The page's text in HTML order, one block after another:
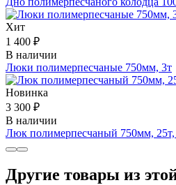
Хит
1 400 ₽
В наличии
Люки полимерпесчаные 750мм, 3т
Новинка
3 300 ₽
В наличии
Люк полимерпесчаный 750мм,
Другие товары из